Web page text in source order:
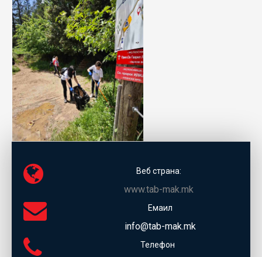
Веб страна:
www.tab-mak.mk
Емаил
info@tab-mak.mk
Телефон